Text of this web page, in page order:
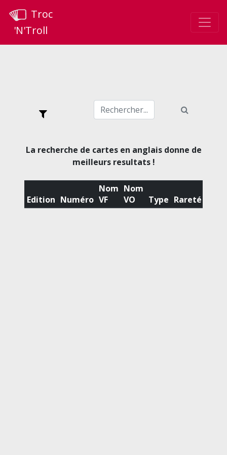
Troc
'N'Troll
La recherche de cartes en anglais donne de
meilleurs resultats !
Edition Numéro
Nom
VF
Nom
VO
Type Rareté